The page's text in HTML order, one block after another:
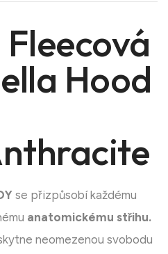
Hood
se přizpůsobí každému
anatomickému střihu.
neomezenou svobodu